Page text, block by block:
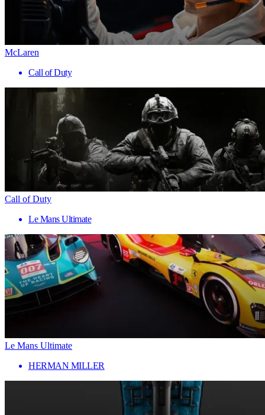
McLaren
Call of Duty
Call of Duty
Le Mans Ultimate
Le Mans Ultimate
HERMAN MILLER